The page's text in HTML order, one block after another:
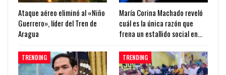
Ataque aéreo eliminó al «Niño
Guerrero», líder del Tren de
Aragua
María Corina Machado reveló
cuál es la única razón que
frena un estallido social en…
TRENDING TRENDING